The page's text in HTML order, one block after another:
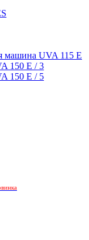
машина UVA 115 E
150 E / 3
150 E / 5